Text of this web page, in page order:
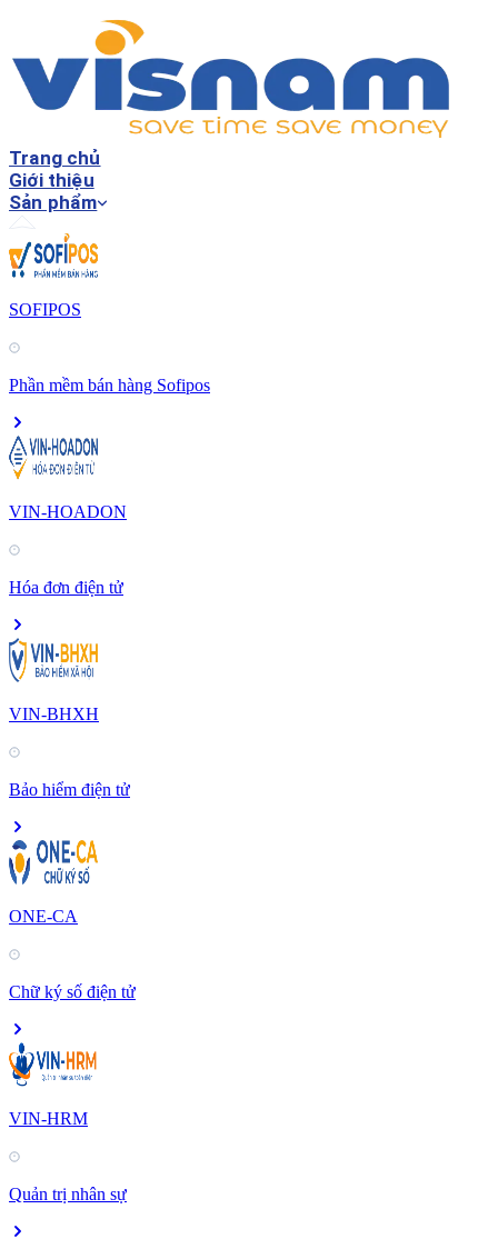
Trang chủ
Giới thiệu
Sản phẩm
SOFIPOS
Phần mềm bán hàng Sofipos
VIN-HOADON
Hóa đơn điện tử
VIN-BHXH
Bảo hiểm điện tử
ONE-CA
Chữ ký số điện tử
VIN-HRM
Quản trị nhân sự